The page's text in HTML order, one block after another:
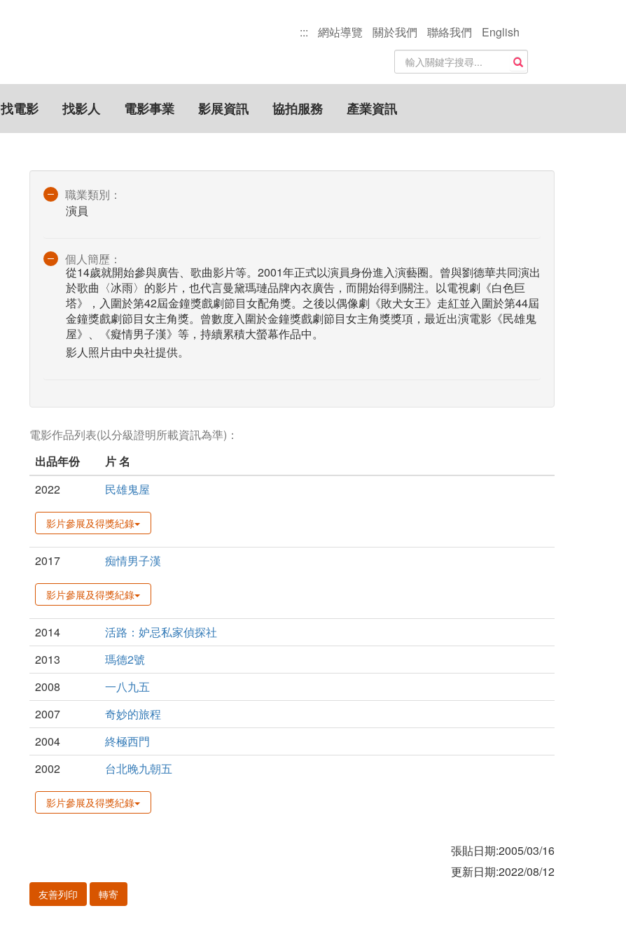
::: 網站導覽 關於我們 聯絡我們
English
站
內
搜
尋
關
鍵
搜尋
找電影 找影人 電影事業 影展資訊 協拍服務 產業資訊
職業類別：
演員
個人簡歷：
從14歲就開始參與廣告、歌曲影片等。2001年正式以演員身份進入演藝圈。曾與劉德華共同演出
於歌曲〈冰雨〉的影片，也代言曼黛瑪璉品牌內衣廣告，而開始得到關注。以電視劇《白色巨
塔》，入圍於第42屆金鐘獎戲劇節目女配角獎。之後以偶像劇《敗犬女王》走紅並入圍於第44屆
金鐘獎戲劇節目女主角獎。曾數度入圍於金鐘獎戲劇節目女主角獎獎項，最近出演電影《民雄鬼
屋》、《癡情男子漢》等，持續累積大螢幕作品中。
影人照片由中央社提供。
電影作品列表(以分級證明所載資訊為準)：
出品年份
片 名
2022
民雄鬼屋
影片參展及得獎紀錄
2017 痴情男子漢
影片參展及得獎紀錄
2014
活路：妒忌私家偵探社
2013
瑪德2號
2008
一八九五
2007
奇妙的旅程
2004
終極西門
2002
台北晚九朝五
影片參展及得獎紀錄
張貼日期:2005/03/16
更新日期:2022/08/12
友善列印 轉寄